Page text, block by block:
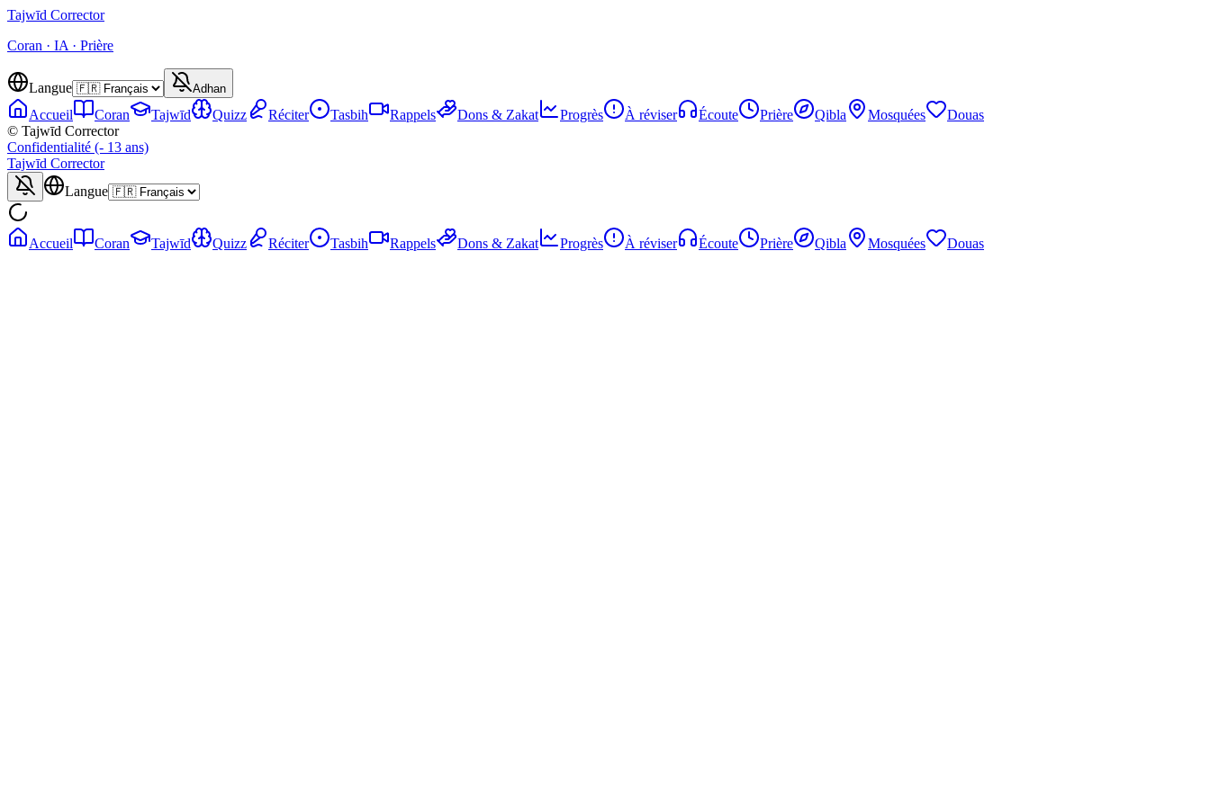
Tajwīd Corrector
Coran · IA · Prière
Langue Adhan
Accueil Coran Tajwīd Quizz Réciter Tasbih Rappels Dons & Zakat Progrès À réviser Écoute Prière Qibla Mosquées
Douas
© Tajwīd Corrector
Confidentialité (- 13 ans)
Tajwīd Corrector
Langue
Accueil Coran Tajwīd Quizz Réciter Tasbih Rappels Dons & Zakat Progrès À réviser Écoute Prière Qibla Mosquées Douas